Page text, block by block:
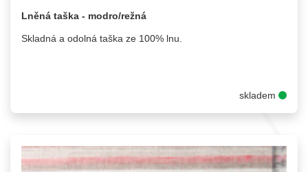
Lněná taška - modro/režná
Skladná a odolná taška ze 100% lnu.
skladem